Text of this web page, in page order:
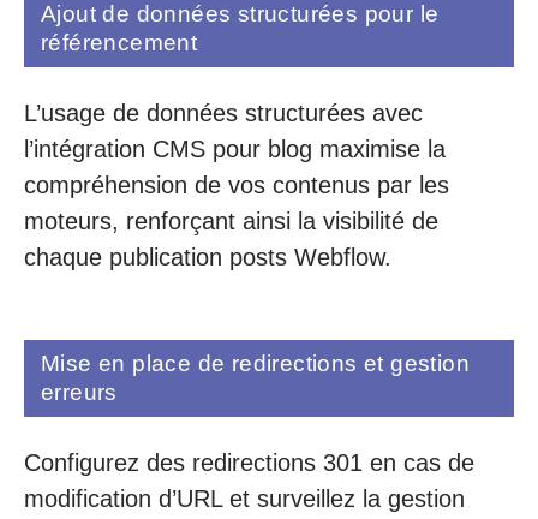
Ajout de données structurées pour le
référencement
L’usage de données structurées avec
l’intégration CMS pour blog maximise la
compréhension de vos contenus par les
moteurs, renforçant ainsi la visibilité de
chaque publication posts Webflow.
Mise en place de redirections et gestion
erreurs
Configurez des redirections 301 en cas de
modification d’URL et surveillez la gestion